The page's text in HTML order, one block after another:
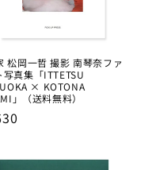
松岡⼀哲 撮影 南琴奈ファ
写真集「ITTETSU
× KOTONA
」（送料無料）